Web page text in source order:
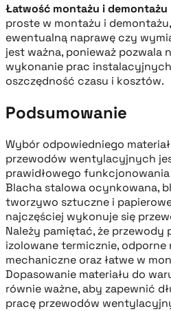
Łatwość montażu i demontażu
proste w montażu i
ewentualną naprawę czy
jest ważna, ponieważ pozwala
wykonanie prac
oszczędność czasu i kosztów.
Podsumowanie
Wybór odpowiedniego
przewodów wentylacyjnych
prawidłowego
Blacha stalowa ocynkowana,
tworzywo sztuczne i
najczęściej wykonuje się
Należy pamiętać, że
izolowane termicznie, odporne
mechaniczne oraz łatwe w
Dopasowanie materiału do
równie ważne, aby zapewnić
pracę przewodów